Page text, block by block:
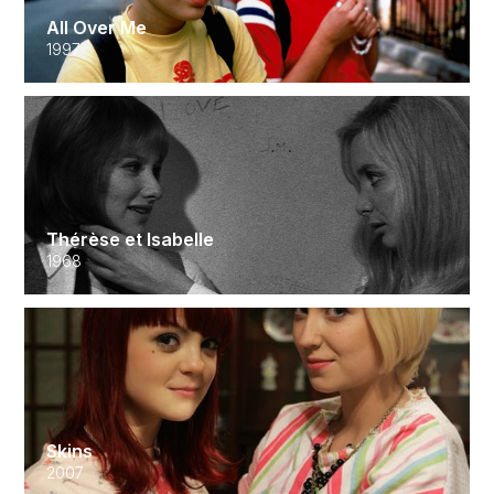
All Over Me
1997
Thérèse et Isabelle
1968
Skins
2007